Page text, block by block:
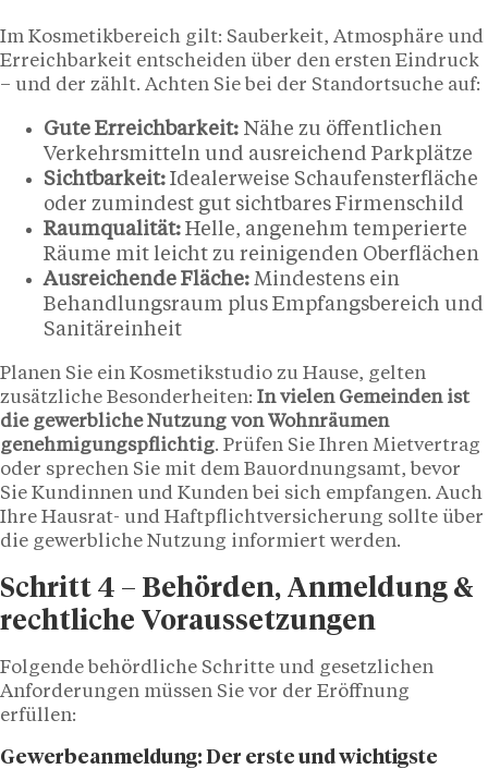
Im Kosmetikbereich gilt: Sauberkeit, Atmosphäre und
Erreichbarkeit entscheiden über den ersten Eindruck
– und der zählt. Achten Sie bei der Standortsuche auf:
Gute Erreichbarkeit: Nähe zu öffentlichen
Verkehrsmitteln und ausreichend Parkplätze
Sichtbarkeit: Idealerweise Schaufensterfläche
oder zumindest gut sichtbares Firmenschild
Raumqualität: Helle, angenehm temperierte
Räume mit leicht zu reinigenden Oberflächen
Ausreichende Fläche: Mindestens ein
Behandlungsraum plus Empfangsbereich und
Sanitäreinheit
Planen Sie ein Kosmetikstudio zu Hause, gelten
zusätzliche Besonderheiten: In vielen Gemeinden ist
die gewerbliche Nutzung von Wohnräumen
genehmigungspflichtig. Prüfen Sie Ihren Mietvertrag
oder sprechen Sie mit dem Bauordnungsamt, bevor
Sie Kundinnen und Kunden bei sich empfangen. Auch
Ihre Hausrat- und Haftpflichtversicherung sollte über
die gewerbliche Nutzung informiert werden.
Schritt 4 – Behörden, Anmeldung &
rechtliche Voraussetzungen
Folgende behördliche Schritte und gesetzlichen
Anforderungen müssen Sie vor der Eröffnung
erfüllen:
Gewerbeanmeldung: Der erste und wichtigste